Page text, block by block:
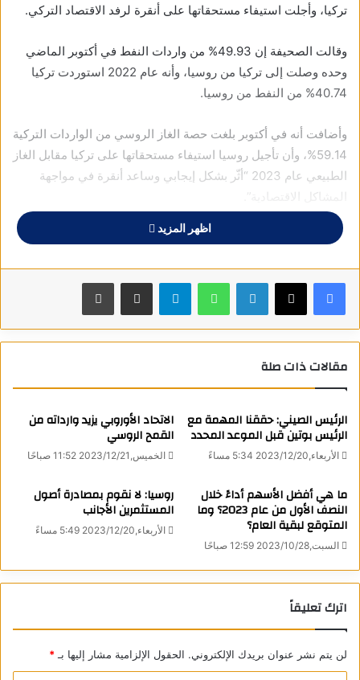
تركيا، وأجلت استيفاء مستحقاتها على أنقرة لرفد الاقتصاد التركي.
وقالت الصحيفة إن 49.93% من واردات النفط في أكتوبر الماضي
وحده وصلت إلى تركيا من روسيا، وأنه عام 2022 استوردت تركيا
40.74% من النفط من روسيا.
وأضافت أنه في أكتوبر بلغت حصة الغاز الروسي من الواردات التركية
59.14%، وأن تأجيل روسيا استيفاء مستحقاتها على تركيا مقابل الغاز
الطبيعي عام 2023 “أثّر بشكل إيجابي وساعد أنقرة في مواجهة
المشاكل الاقتصادية”.
وأفادت وسائل الإعلام التركية بأن تركيا تمكنت بفضل زيادة واردات
ووصفت الصحيفة مشروع محطة “أكويو” النووية في تركيا التي
تشيدها مؤسسة “روس آتوم” الروسية للطاقة الذرية، بأنه واحد من
رموز التعاون التجاري والاقتصادي بين البلدين، مذكرة بأن المحطة
يجب أن تبدأ توليد الكهرباء عام 2024.
زاروا تركيا خلال الأشهر الـ11 الأولى من العام الماضي، مما يتجاوز
مؤشرات الدول الأخرى.
وإضافة إلى ذلك ستحتل روسيا وفقا نتائج العام الماضي المرتبة
الأولى من حيث عدد المشاريع التعاقدية التي تنفذها الشركات
التركية على الأراضي الروسية، حيث تقدر قيمة المشاريع التي نفذها
إضافة إلى مشاريع سابقة بـ20 مليار دولار.
المصدر: تاس
كاتب
اظهر المزيد
فيسبوك لينكدإن واتساب
مقالات ذات صلة
الرئيس الصيني: حققنا المهمة مع
الرئيس بوتين قبل الموعد المحدد
الأربعاء,2023/12/20 5:34 مساءً
الاتحاد الأوروبي يزيد وارداته من
القمح الروسي
الخميس,2023/12/21 11:52 صباحًا
ما هي أفضل الأسهم أداءً خلال
النصف الأول من عام 2023؟ وما
المتوقع لبقية العام؟
السبت,2023/10/28 12:59 صباحًا
روسيا: لا نقوم بمصادرة أصول
المستثمرين الأجانب
الأربعاء,2023/12/20 5:49 مساءً
اترك تعليقاً
لن يتم نشر عنوان بريدك الإلكتروني. الحقول الإلزامية مشار إليها بـ *